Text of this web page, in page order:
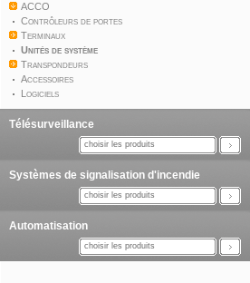
ACCO
Contrôleurs de portes
Terminaux
Unités de système
Transpondeurs
Accessoires
Logiciels
Télésurveillance
choisir les produits
Systèmes de signalisation d'incendie
choisir les produits
Automatisation
choisir les produits